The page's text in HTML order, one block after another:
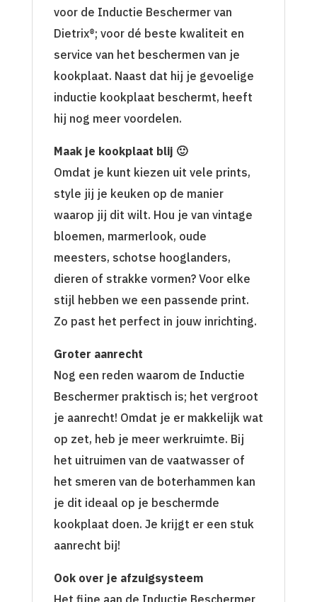
voor de Inductie Beschermer van
Dietrix®; voor dé beste kwaliteit en
service van het beschermen van je
kookplaat. Naast dat hij je gevoelige
inductie kookplaat beschermt, heeft
hij nog meer voordelen.
Maak je kookplaat blij 🙂
Omdat je kunt kiezen uit vele prints,
style jij je keuken op de manier
waarop jij dit wilt. Hou je van vintage
bloemen, marmerlook, oude
meesters, schotse hooglanders,
dieren of strakke vormen? Voor elke
stijl hebben we een passende print.
Zo past het perfect in jouw inrichting.
Groter aanrecht
Nog een reden waarom de Inductie
Beschermer praktisch is; het vergroot
je aanrecht! Omdat je er makkelijk wat
op zet, heb je meer werkruimte. Bij
het uitruimen van de vaatwasser of
het smeren van de boterhammen kan
je dit ideaal op je beschermde
kookplaat doen. Je krijgt er een stuk
aanrecht bij!
Ook over je afzuigsysteem